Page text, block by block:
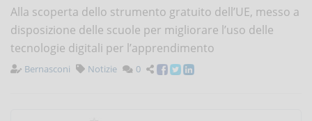
Alla scoperta dello strumento gratuito dell’UE, messo a
disposizione delle scuole per migliorare l’uso delle
tecnologie digitali per l’apprendimento
Bernasconi Notizie 0